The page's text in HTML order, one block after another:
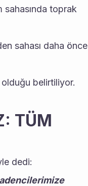
toprak
sahası daha önce
olduğu belirtiliyor.
TÜM
dedi: